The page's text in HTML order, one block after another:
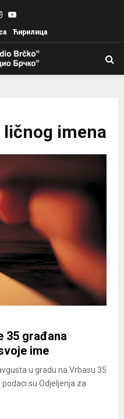
Instagram
Youtube
Ћирилица
ličnog imena
35 građana
ime
u gradu na Vrbasu 35
su Odjeljenja za